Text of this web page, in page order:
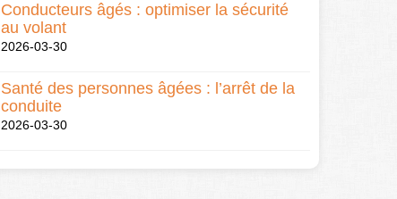
Conducteurs âgés : optimiser la sécurité
au volant
2026-03-30
Santé des personnes âgées : l’arrêt de la
conduite
2026-03-30